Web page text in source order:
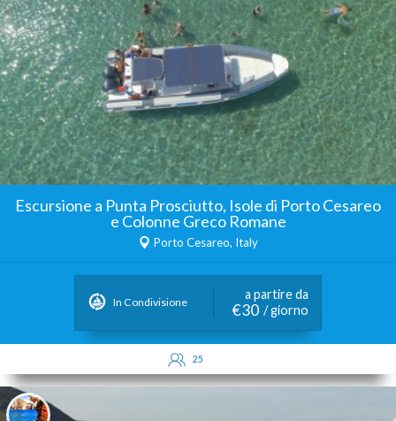
Escursione a Punta Prosciutto, Isole di Porto Cesareo
e Colonne Greco Romane
Porto Cesareo, Italy
In Condivisione
a partire da
€30 / giorno
25